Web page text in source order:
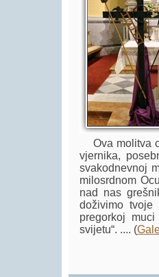
Ova molitva
vjernika,
svakodnevnoj
milosrdnom
nad nas
doživimo
pregorkoj
svijetu“. .... (